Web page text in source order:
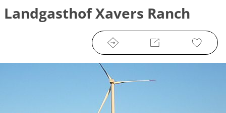
Landgasthof Xavers Ranch